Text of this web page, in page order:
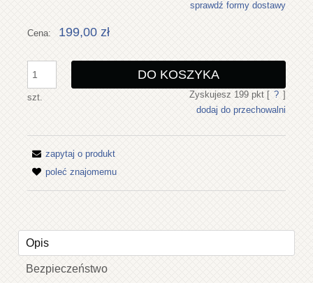
Cena nie zawiera ewentualnych kosztów płatności
sprawdź formy dostawy
Cena: 199,00 zł
szt.
DO KOSZYKA
Zyskujesz 199pkt [ ? ]
dodaj do przechowalni
zapytaj o produkt
poleć znajomemu
Opis
Bezpieczeństwo